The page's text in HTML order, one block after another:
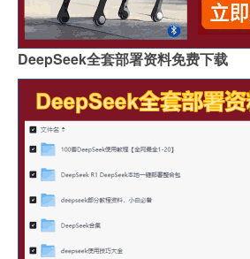
DeepSeek全套部署资料免费下载